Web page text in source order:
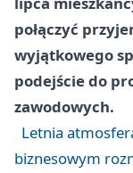
połączyć
wyjątkowego
podejście do
zawodowych.
Letnia
biznesowym